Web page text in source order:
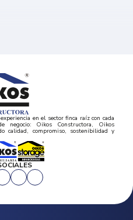
en el sector finca raíz con cada
negocio: Oikos Constructora, Oikos
calidad, compromiso, sostenibilidad y